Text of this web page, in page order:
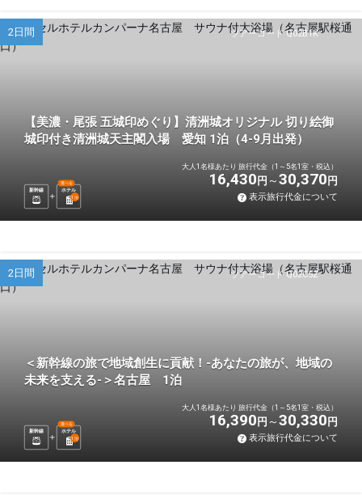
ツアーコード Q02B1K
2日間
【美濃・尾張 五城印めぐり】清洲城オリジナル 切り絵御
城印付き清洲城天主閣入場 愛知 1泊（4-9月出発）
新幹線 ホテル
選べる
1 泊
大人1名様あたり 旅行代金（1～5名1室・税込）
16,430 円 30,370 円
表示旅行代金について
ツアーコード Q02C5Z
2日間
＜新幹線の旅で地域創生に貢献！-あなたの旅が、地域の
未来を支える-＞名古屋 1泊
新幹線 ホテル
選べる
1 泊
大人1名様あたり 旅行代金（1～5名1室・税込）
16,390 円 30,330 円
表示旅行代金について